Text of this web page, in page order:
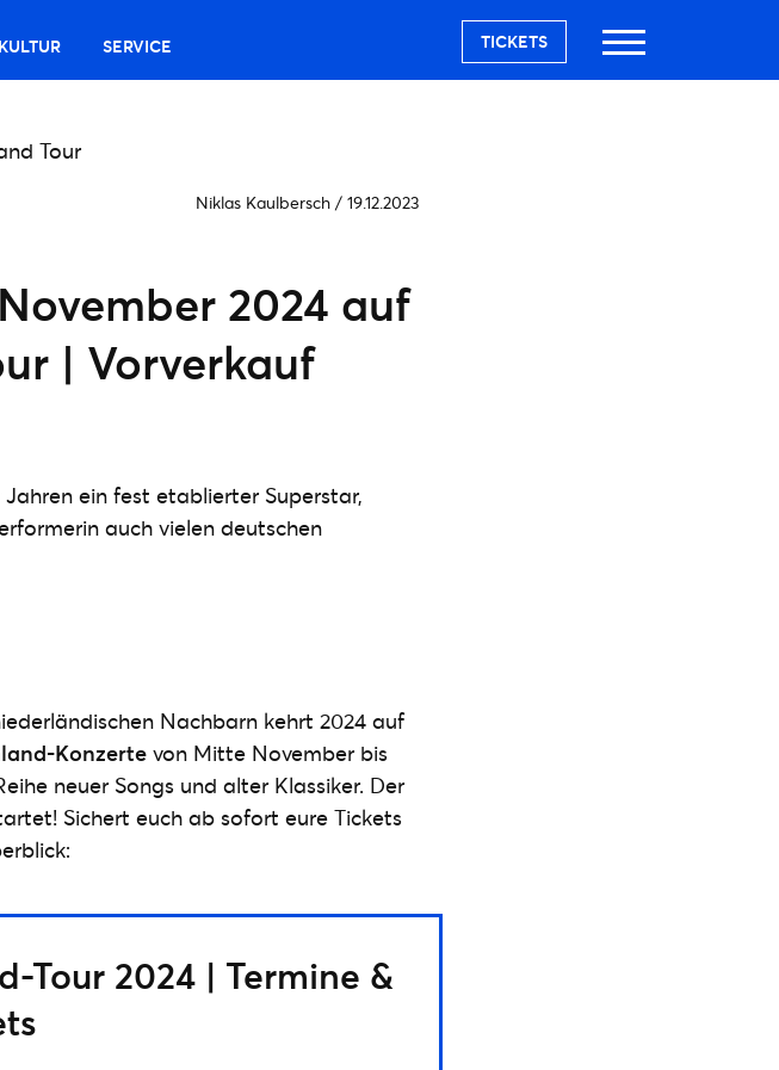
KULTUR SERVICE TICKETS
Niklas Kaulbersch / 19.12.2023
2024 auf
| Vorverkauf
ein fest etablierter Superstar,
auch vielen deutschen
Nachbarn kehrt 2024 auf
Konzerte von Mitte November bis
neuer Songs und alter Klassiker. Der
Sichert euch ab sofort eure Tickets
Tour 2024 | Termine &